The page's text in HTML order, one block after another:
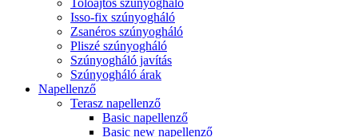
Tolóajtós szúnyogháló
Isso-fix szúnyogháló
Zsanéros szúnyogháló
Pliszé szúnyogháló
Szúnyogháló javítás
Szúnyogháló árak
Napellenző
Terasz napellenző
Basic napellenző
Basic new napellenző